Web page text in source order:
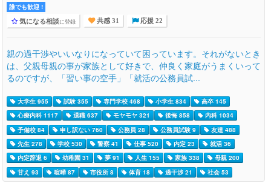
誰でも歓迎 !
気になる相談に登録 共感 31 応援 22
親の過干渉やいいなりになっていて困っています。それがないとき
は、父親母親の事が家族として好きで、仲良く家庭がうまくいって
るのですが、「習い事の空手」「就活の公務員試...
大学生 955 試験 355 専門学校 468 小学生 834
高卒 145
心療内科 1117
退職 637 モヤモヤ 321 後悔 858
内科 1034
予備校 84
申し訳ない 760 公務員 28 公務員試験 9
友達 488
先生 278
学校 530 警察 41 仕事 520 内定 23
就活 36
内定辞退 6
幼稚園 31 夢 91 人生 155 家族 338
母親 200
甘え 93
喧嘩 87 市役所 8 体育 18 過干渉 21 社会 53